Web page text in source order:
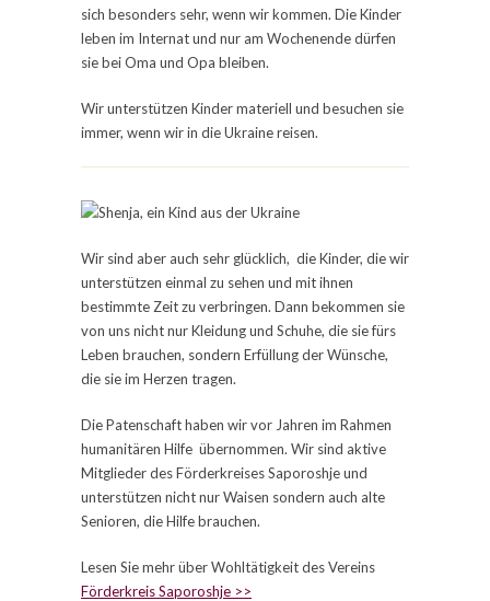
sich besonders sehr, wenn wir kommen. Die Kinder
leben im Internat und nur am Wochenende dürfen
sie bei Oma und Opa bleiben.
Wir unterstützen Kinder materiell und besuchen sie
immer, wenn wir in die Ukraine reisen.
Wir sind aber auch sehr glücklich, die Kinder, die wir
unterstützen einmal zu sehen und mit ihnen
bestimmte Zeit zu verbringen. Dann bekommen sie
von uns nicht nur Kleidung und Schuhe, die sie fürs
Leben brauchen, sondern Erfüllung der Wünsche,
die sie im Herzen tragen.
Die Patenschaft haben wir vor Jahren im Rahmen
humanitären Hilfe übernommen. Wir sind aktive
Mitglieder des Förderkreises Saporoshje und
unterstützen nicht nur Waisen sondern auch alte
Senioren, die Hilfe brauchen.
Lesen Sie mehr über Wohltätigkeit des Vereins
Förderkreis Saporoshje >>